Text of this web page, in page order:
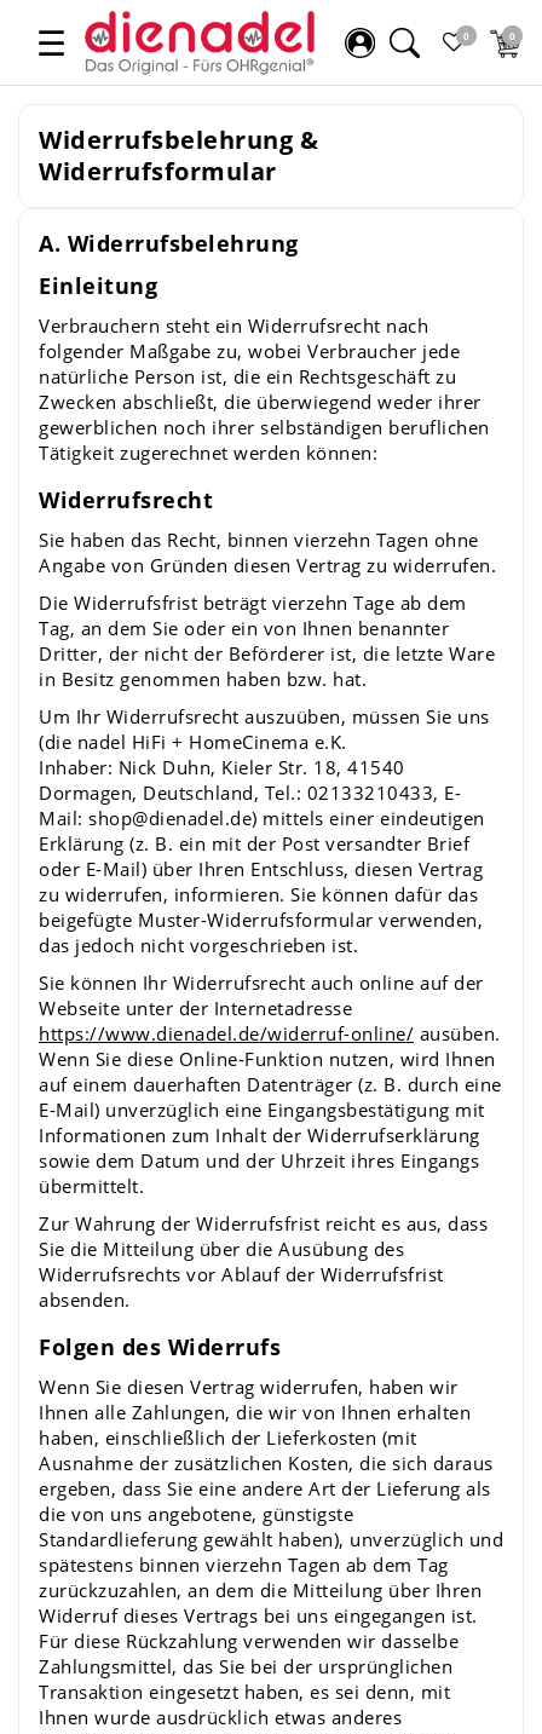
☰ 0 0
Widerrufsbelehrung &
Widerrufsformular
A. Widerrufsbelehrung
Einleitung
Verbrauchern steht ein Widerrufsrecht nach
folgender Maßgabe zu, wobei Verbraucher jede
natürliche Person ist, die ein Rechtsgeschäft zu
Zwecken abschließt, die überwiegend weder ihrer
gewerblichen noch ihrer selbständigen beruflichen
Tätigkeit zugerechnet werden können:
Widerrufsrecht
Sie haben das Recht, binnen vierzehn Tagen ohne
Angabe von Gründen diesen Vertrag zu widerrufen.
Die Widerrufsfrist beträgt vierzehn Tage ab dem
Tag, an dem Sie oder ein von Ihnen benannter
Dritter, der nicht der Beförderer ist, die letzte Ware
in Besitz genommen haben bzw. hat.
Um Ihr Widerrufsrecht auszuüben, müssen Sie uns
(die nadel HiFi + HomeCinema e.K.
Inhaber: Nick Duhn, Kieler Str. 18, 41540
Dormagen, Deutschland, Tel.: 02133210433, E-
Mail: shop@dienadel.de) mittels einer eindeutigen
Erklärung (z. B. ein mit der Post versandter Brief
oder E-Mail) über Ihren Entschluss, diesen Vertrag
zu widerrufen, informieren. Sie können dafür das
beigefügte Muster-Widerrufsformular verwenden,
das jedoch nicht vorgeschrieben ist.
Sie können Ihr Widerrufsrecht auch online auf der
Webseite unter der Internetadresse
https://www.dienadel.de/widerruf-online/ ausüben.
Wenn Sie diese Online-Funktion nutzen, wird Ihnen
auf einem dauerhaften Datenträger (z. B. durch eine
E-Mail) unverzüglich eine Eingangsbestätigung mit
Informationen zum Inhalt der Widerrufserklärung
sowie dem Datum und der Uhrzeit ihres Eingangs
übermittelt.
Zur Wahrung der Widerrufsfrist reicht es aus, dass
Sie die Mitteilung über die Ausübung des
Widerrufsrechts vor Ablauf der Widerrufsfrist
absenden.
Folgen des Widerrufs
Wenn Sie diesen Vertrag widerrufen, haben wir
Ihnen alle Zahlungen, die wir von Ihnen erhalten
haben, einschließlich der Lieferkosten (mit
Ausnahme der zusätzlichen Kosten, die sich daraus
ergeben, dass Sie eine andere Art der Lieferung als
die von uns angebotene, günstigste
Standardlieferung gewählt haben), unverzüglich und
spätestens binnen vierzehn Tagen ab dem Tag
zurückzuzahlen, an dem die Mitteilung über Ihren
Widerruf dieses Vertrags bei uns eingegangen ist.
Für diese Rückzahlung verwenden wir dasselbe
Zahlungsmittel, das Sie bei der ursprünglichen
Transaktion eingesetzt haben, es sei denn, mit
Ihnen wurde ausdrücklich etwas anderes